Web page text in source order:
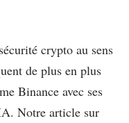
crypto au sens
de plus en plus
Binance avec ses
Notre article sur